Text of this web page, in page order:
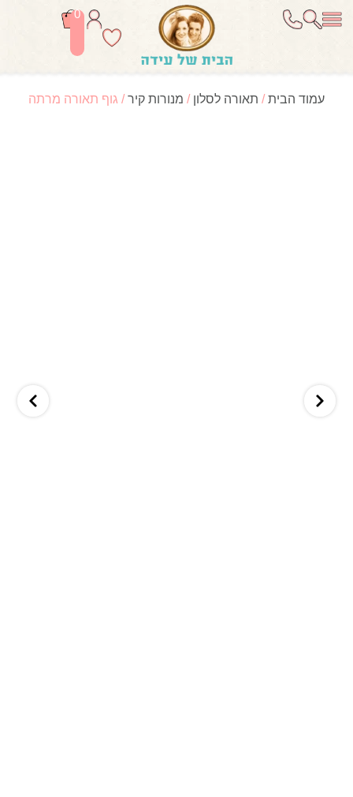
0
עמוד הבית/ תאורה לסלון / מנורות קיר/ גוף תאורה מרתה